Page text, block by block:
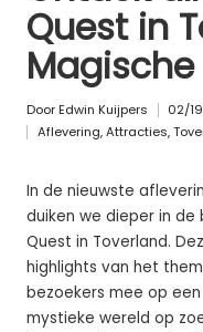
h
ill
Quest in
Geplaatst
door
DoorEdwin Kuijpers 02/
Geplaatst
Aflevering,Attracties,
In de nieuwste
duiken we dieper in de
Quest in Toverland.
highlights van het
bezoekers mee op
mystieke wereld op